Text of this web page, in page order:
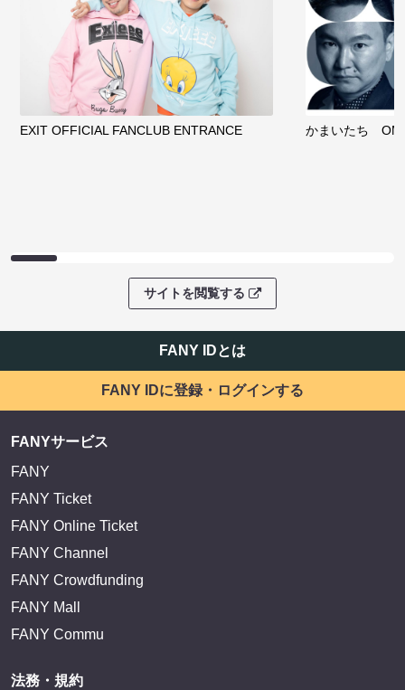
EXIT OFFICIAL FANCLUB ENTRANCE かまいたち
サイトを閲覧する
FANY IDとは
FANY IDに登録・ログインする
FANYサービス
FANY
FANY Ticket
FANY Online Ticket
FANY Channel
FANY Crowdfunding
FANY Mall
FANY Commu
法務・規約